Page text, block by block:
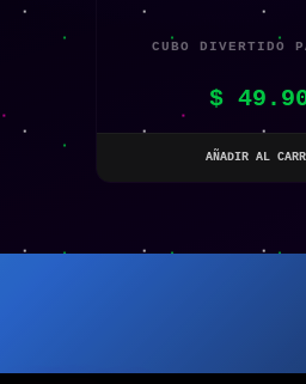
CUBO DIVERTIDO
$
AÑADIR AL